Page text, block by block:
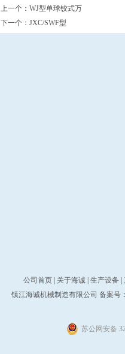
上一个： WJ型单球铰式万
下一个： JXC/SWF型
公司首页| 关于海诚 生产设备|
镇江海诚机械制造有限公司 备案号
苏公网安备